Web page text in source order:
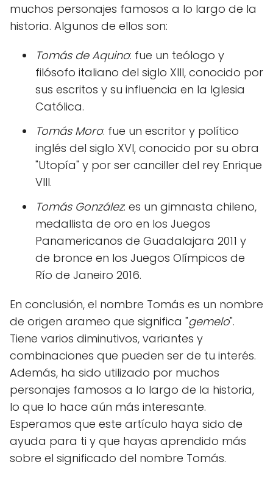
muchos personajes famosos a lo largo de la
historia. Algunos de ellos son:
Tomás de Aquino: fue un teólogo y
filósofo italiano del siglo XIII, conocido por
sus escritos y su influencia en la Iglesia
Católica.
Tomás Moro: fue un escritor y político
inglés del siglo XVI, conocido por su obra
"Utopía" y por ser canciller del rey Enrique
VIII.
Tomás González: es un gimnasta chileno,
medallista de oro en los Juegos
Panamericanos de Guadalajara 2011 y
de bronce en los Juegos Olímpicos de
Río de Janeiro 2016.
En conclusión, el nombre Tomás es un nombre
de origen arameo que significa "gemelo".
Tiene varios diminutivos, variantes y
combinaciones que pueden ser de tu interés.
Además, ha sido utilizado por muchos
personajes famosos a lo largo de la historia,
lo que lo hace aún más interesante.
Esperamos que este artículo haya sido de
ayuda para ti y que hayas aprendido más
sobre el significado del nombre Tomás.